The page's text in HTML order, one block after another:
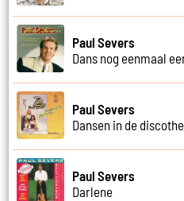
Paul Severs
Dans nog eenmaal
Paul Severs
Dansen in de
Paul Severs
Darlene